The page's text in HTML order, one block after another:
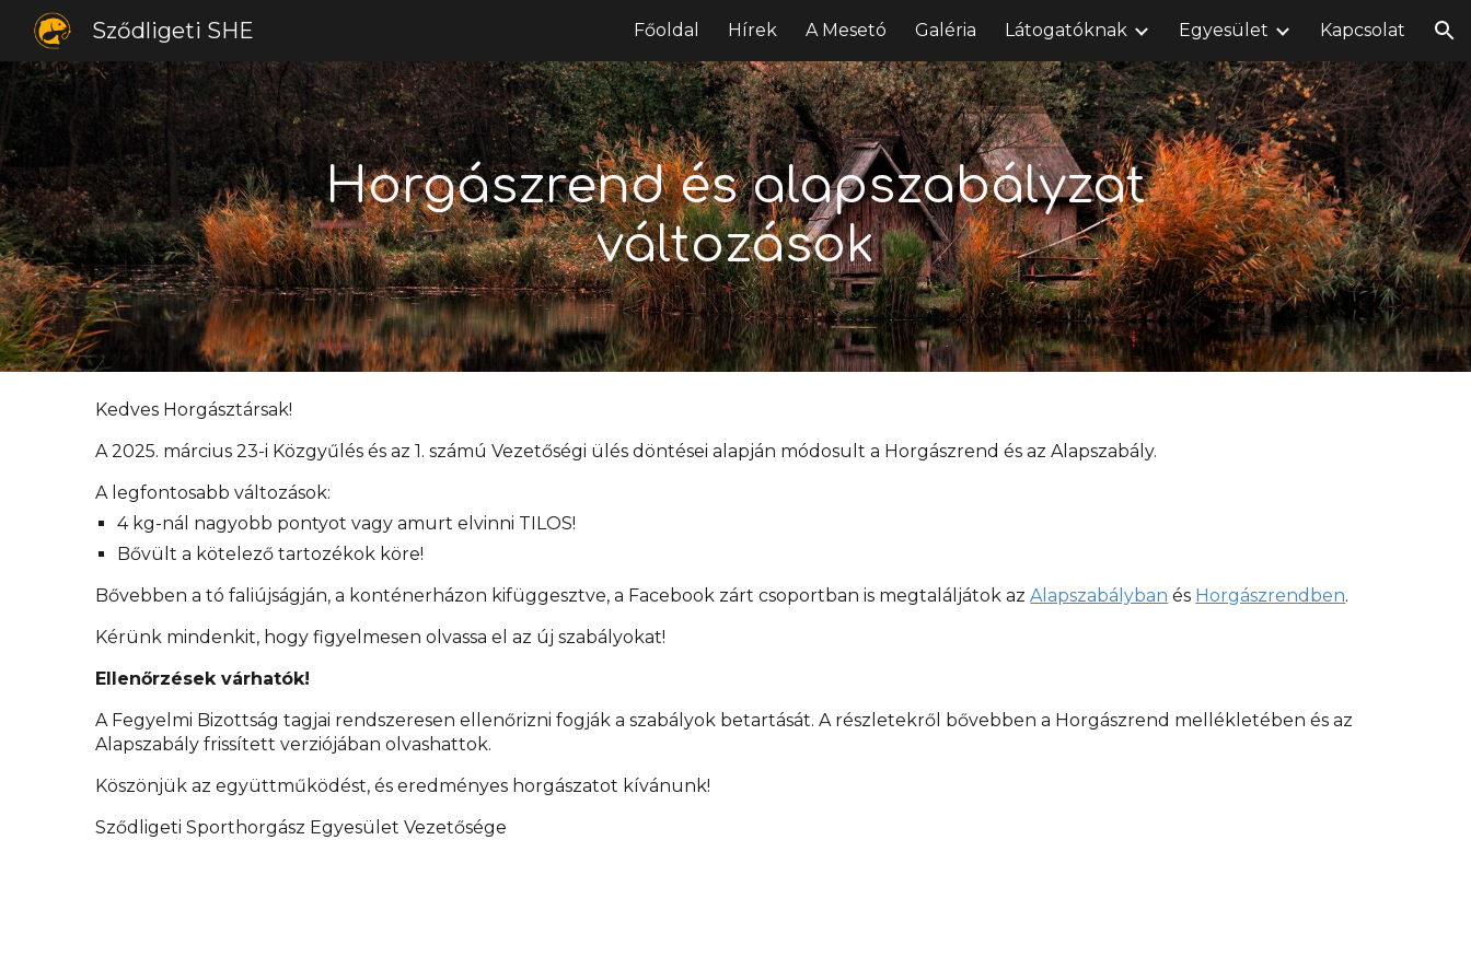
Skip to navigation
Sződligeti SHE Főoldal Hírek A Mesetó Galéria Látogatóknak Egyesület Kapcsolat
Horgászrend és alapszabályzat
változások
Kedves Horgásztársak!
A 2025. március 23-i Közgyűlés és az 1. számú Vezetőségi ülés döntései alapján módosult a Horgászrend és az Alapszabály.
A legfontosabb változások:
4 kg-nál nagyobb pontyot vagy amurt elvinni TILOS!
Bővült a kötelező tartozékok köre!
Bővebben a tó faliújságján, a konténerházon kifüggesztve, a Facebook zárt csoportban is megtaláljátok azAlapszabályban és Horgászrendben.
Kérünk mindenkit, hogy figyelmesen olvassa el az új szabályokat!
Ellenőrzések várhatók!
A Fegyelmi Bizottság tagjai rendszeresen ellenőrizni fogják a szabályok betartását. A részletekről bővebben a Horgászrend mellékletében és az
Alapszabály frissített verziójában olvashattok.
Köszönjük az együttműködést, és eredményes horgászatot kívánunk!
Sződligeti Sporthorgász Egyesület Vezetősége